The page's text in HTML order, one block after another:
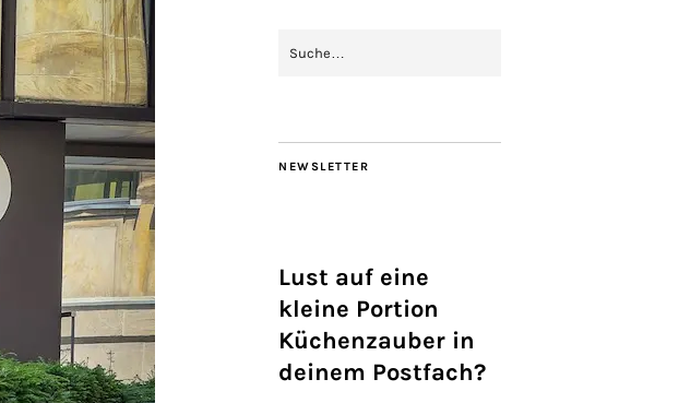
NEWSLETTER
Lust auf eine
kleine Portion
Küchenzauber in
deinem Postfach?